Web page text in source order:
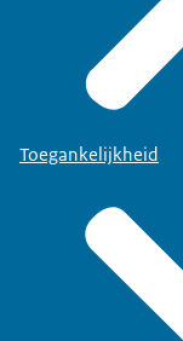
Toegankelijkheid